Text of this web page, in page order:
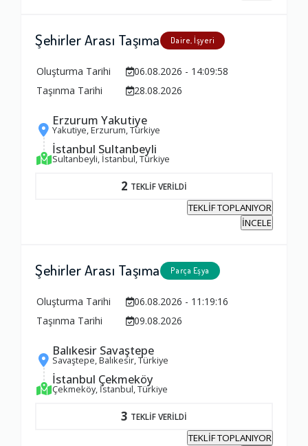
Şehirler Arası Taşıma Daire, İşyeri
Oluşturma Tarihi
06.08.2026 - 14:09:58
Taşınma Tarihi
28.08.2026
Erzurum Yakutiye
Yakutiye, Erzurum, Türkiye
İstanbul Sultanbeyli
Sultanbeyli, İstanbul, Türkiye
2 TEKLİF VERİLDİ
TEKLİF TOPLANIYOR
İNCELE
Şehirler Arası Taşıma Parça Eşya
Oluşturma Tarihi
06.08.2026 - 11:19:16
Taşınma Tarihi
09.08.2026
Balıkesir Savaştepe
Savaştepe, Balıkesir, Türkiye
İstanbul Çekmeköy
Çekmeköy, İstanbul, Türkiye
3 TEKLİF VERİLDİ
TEKLİF TOPLANIYOR